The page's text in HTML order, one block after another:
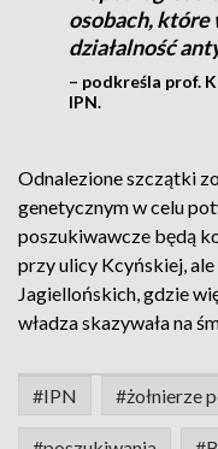
osobach, które
działalność
– podkreśla prof.
IPN.
Odnalezione szczątki
genetycznym w celu
poszukiwawcze będą
przy ulicy Kcyńskiej,
Jagiellońskich, gdzie
władza skazywała na
#IPN #żołnierze